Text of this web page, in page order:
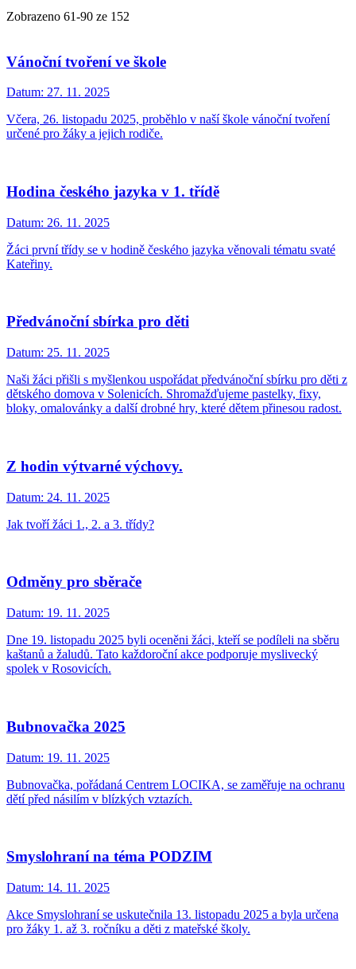
Zobrazeno 61-90 ze 152
Vánoční tvoření ve škole
Datum: 27. 11. 2025
Včera, 26. listopadu 2025, proběhlo v naší škole vánoční tvoření
určené pro žáky a jejich rodiče.
Hodina českého jazyka v 1. třídě
Datum: 26. 11. 2025
Žáci první třídy se v hodině českého jazyka věnovali tématu svaté
Kateřiny.
Předvánoční sbírka pro děti
Datum: 25. 11. 2025
Naši žáci přišli s myšlenkou uspořádat předvánoční sbírku pro děti z
dětského domova v Solenicích. Shromažďujeme pastelky, fixy,
bloky, omalovánky a další drobné hry, které dětem přinesou radost.
Z hodin výtvarné výchovy.
Datum: 24. 11. 2025
Jak tvoří žáci 1., 2. a 3. třídy?
Odměny pro sběrače
Datum: 19. 11. 2025
Dne 19. listopadu 2025 byli oceněni žáci, kteří se podíleli na sběru
kaštanů a žaludů. Tato každoroční akce podporuje myslivecký
spolek v Rosovicích.
Bubnovačka 2025
Datum: 19. 11. 2025
Bubnovačka, pořádaná Centrem LOCIKA, se zaměřuje na ochranu
dětí před násilím v blízkých vztazích.
Smyslohraní na téma PODZIM
Datum: 14. 11. 2025
Akce Smyslohraní se uskutečnila 13. listopadu 2025 a byla určena
pro žáky 1. až 3. ročníku a děti z mateřské školy.